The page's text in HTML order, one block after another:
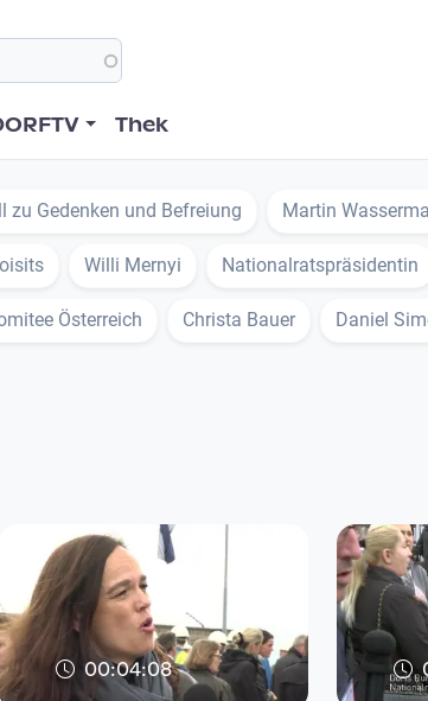
Thek
zu Gedenken und Befreiung Martin
Willi Mernyi Nationalratspräsidentin
Österreich Christa Bauer Daniel
00:04:08